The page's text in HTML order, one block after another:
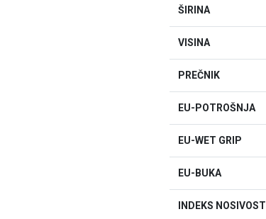
ŠIRINA
VISINA
PREČNIK
EU-POTROŠNJA
EU-WET GRIP
EU-BUKA
INDEKS NOSIVOSTI